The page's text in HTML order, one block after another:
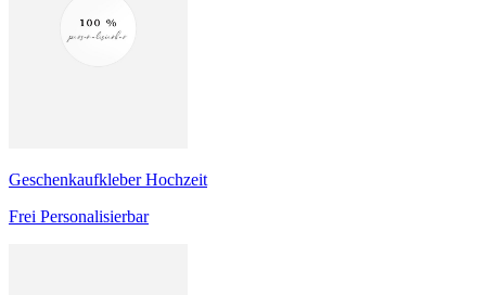
Geschenkaufkleber Hochzeit
Frei Personalisierbar